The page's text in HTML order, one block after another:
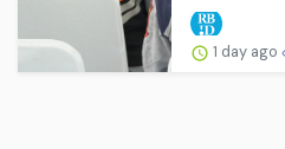
1 day ago